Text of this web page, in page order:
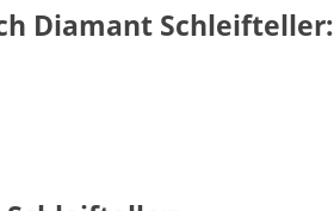
Diamant Schleifteller: